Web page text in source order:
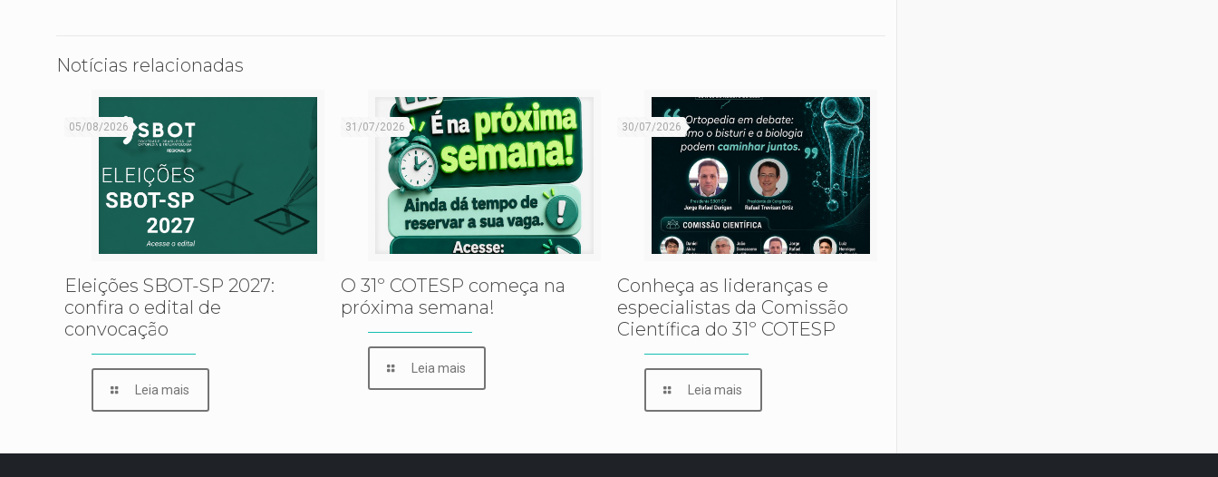
Notícias relacionadas
05/08/2026
Eleições SBOT-SP 2027:
confira o edital de
convocação
Leia mais
31/07/2026
O 31º COTESP começa na
próxima semana!
Leia mais
30/07/2026
Conheça as lideranças e
especialistas da Comissão
Científica do 31º COTESP
Leia mais